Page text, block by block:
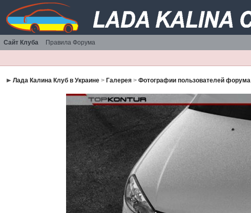
Сайт Клуба Правила Форума
Лада Калина Клуб в Украине > Галерея >Фотографии пользователей форума